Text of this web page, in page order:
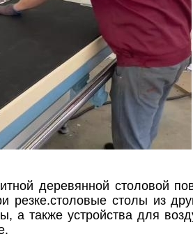
деревянной столовой
столы из
также устройства для